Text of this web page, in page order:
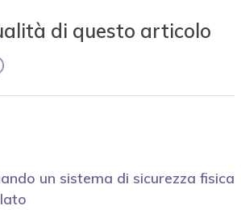
di questo articolo
un sistema di sicurezza fisica